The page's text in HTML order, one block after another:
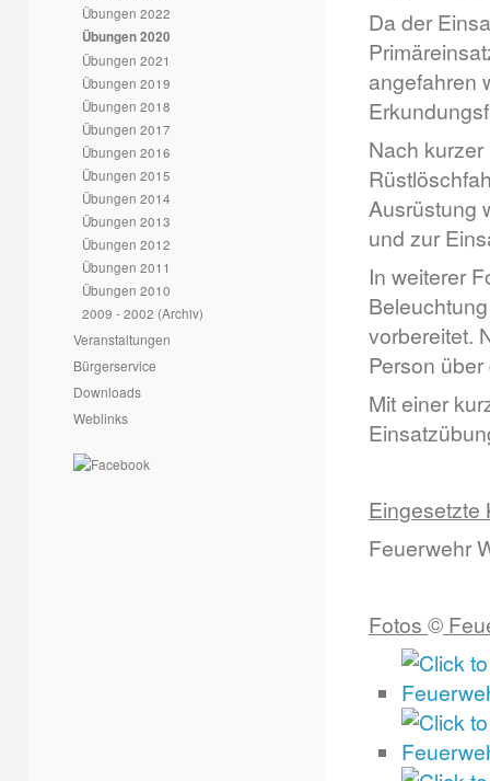
Übungen 2022
Übungen 2020
Übungen 2021
Übungen 2019
Übungen 2018
Übungen 2017
Übungen 2016
Übungen 2015
Übungen 2014
Übungen 2013
Übungen 2012
Übungen 2011
Übungen 2010
2009 - 2002 (Archiv)
Veranstaltungen
Bürgerservice
Downloads
Weblinks
Da der
angefahren
Nach
Ausrüstung
und zur
In weiterer
vorbereitet.
Person
Mit einer
Eingesetzte
Feuerwehr
Fotos ©